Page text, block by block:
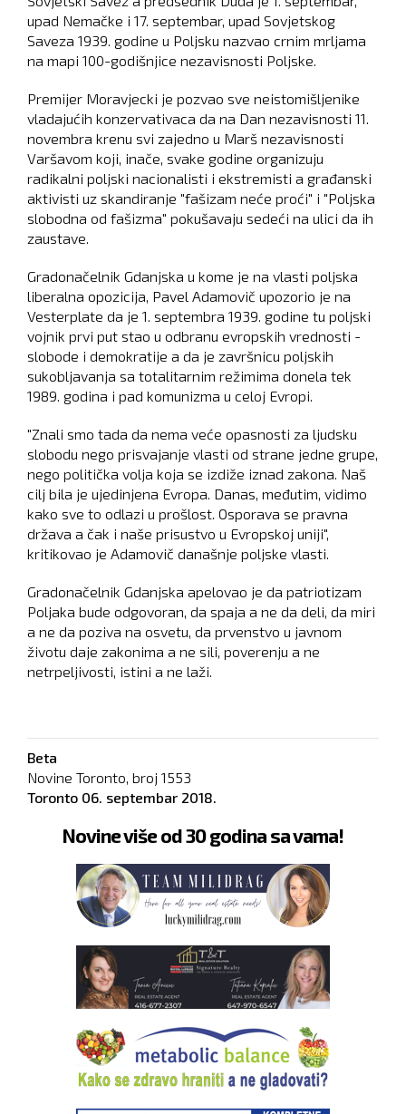
upad Nemačke i 17. septembar, upad Sovjetskog
Saveza 1939. godine u Poljsku nazvao crnim mrljama
na mapi 100-godišnjice nezavisnosti Poljske.
Premijer Moravjecki je pozvao sve neistomišljenike
vladajućih konzervativaca da na Dan nezavisnosti 11.
novembra krenu svi zajedno u Marš nezavisnosti
Varšavom koji, inače, svake godine organizuju
radikalni poljski nacionalisti i ekstremisti a građanski
aktivisti uz skandiranje "fašizam neće proći" i "Poljska
slobodna od fašizma" pokušavaju sedeći na ulici da ih
zaustave.
Gradonačelnik Gdanjska u kome je na vlasti poljska
liberalna opozicija, Pavel Adamovič upozorio je na
Vesterplate da je 1. septembra 1939. godine tu poljski
vojnik prvi put stao u odbranu evropskih vrednosti -
slobode i demokratije a da je završnicu poljskih
sukobljavanja sa totalitarnim režimima donela tek
1989. godina i pad komunizma u celoj Evropi.
"Znali smo tada da nema veće opasnosti za ljudsku
slobodu nego prisvajanje vlasti od strane jedne grupe,
nego politička volja koja se izdiže iznad zakona. Naš
cilj bila je ujedinjena Evropa. Danas, međutim, vidimo
kako sve to odlazi u prošlost. Osporava se pravna
država a čak i naše prisustvo u Evropskoj uniji",
kritikovao je Adamovič današnje poljske vlasti.
Gradonačelnik Gdanjska apelovao je da patriotizam
Poljaka bude odgovoran, da spaja a ne da deli, da miri
a ne da poziva na osvetu, da prvenstvo u javnom
životu daje zakonima a ne sili, poverenju a ne
netrpeljivosti, istini a ne laži.
Beta
Novine Toronto, broj 1553
Toronto 06. septembar 2018.
Novine više od 30 godina sa vama!